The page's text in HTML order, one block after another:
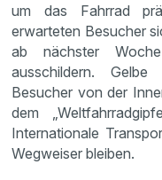
um das Fahrrad
erwarteten Besucher
ab nächster
ausschildern. Gelbe
Besucher von der
dem
Internationale
Wegweiser bleiben.